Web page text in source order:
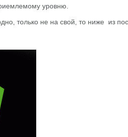
уровню.
только не на свой, то ниже из